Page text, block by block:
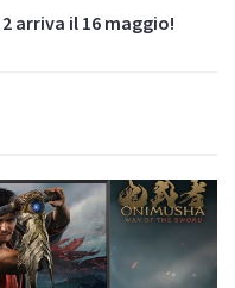
arriva il 16 maggio!